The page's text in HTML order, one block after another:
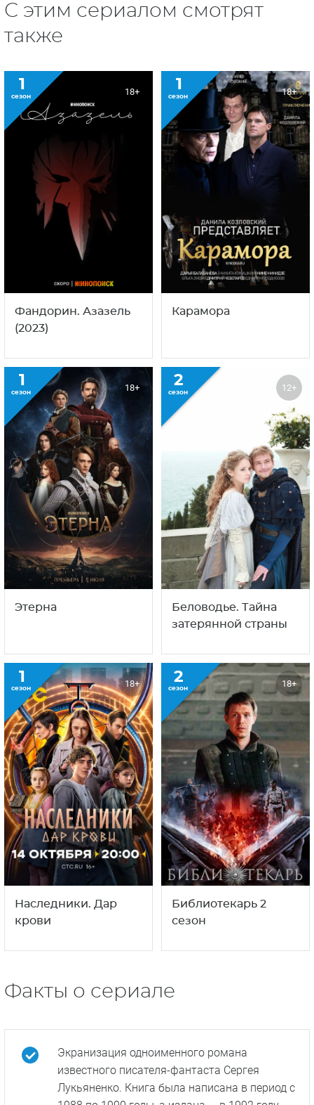
С этим сериалом смотрят
также
1
сезон 18+
Фандорин. Азазель
(2023)
1
сезон 18+
Карамора
1
сезон 18+
Этерна
2
сезон 12+
Беловодье. Тайна
затерянной страны
1
сезон 18+
Наследники. Дар
крови
2
сезон 18+
Библиотекарь 2
сезон
Факты о сериале
Экранизация одноименного романа
известного писателя-фантаста Сергея
Лукьяненко. Книга была написана в период с